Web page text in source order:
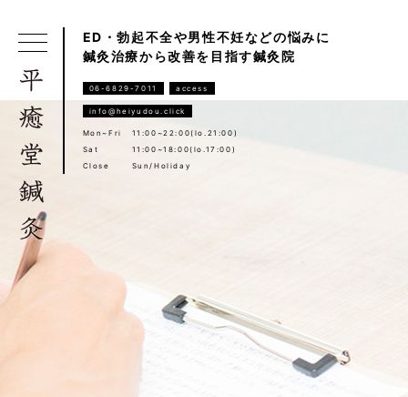
ED・勃起不全や男性不妊などの悩みに
鍼灸治療から改善を目指す鍼灸院
06-6829-7011 access
info@heiyudou.click
Mon~Fri
11:00~22:00(lo.21:00)
Sat
11:00~18:00(lo.17:00)
Close
Sun/Holiday